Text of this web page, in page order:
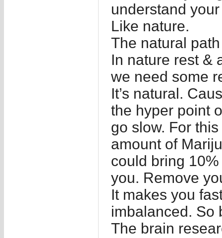
understand
Like nature.
The natural
In nature rest &
we need some
It’s natural.
the hyper point
go slow. For
amount of
could bring
you. Remove
It makes you
imbalanced. So
The brain